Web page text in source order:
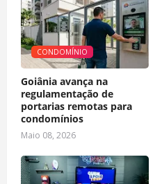
CONDOMÍNIO
Goiânia avança na
regulamentação de
portarias remotas para
condomínios
Maio 08, 2026